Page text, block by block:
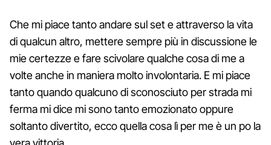
Che mi piace tanto andare sul set e attraverso la vita
di qualcun altro, mettere sempre più in discussione le
mie certezze e fare scivolare qualche cosa di me a
volte anche in maniera molto involontaria. E mi piace
tanto quando qualcuno di sconosciuto per strada mi
ferma mi dice mi sono tanto emozionato oppure
soltanto divertito, ecco quella cosa lì per me è un po la